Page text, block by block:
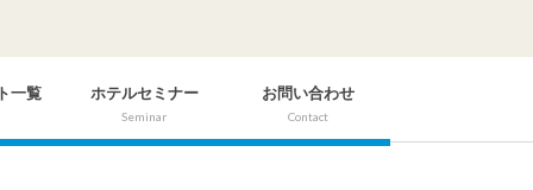
一覧 ホテルセミナー
Seminar
お問い合わせ
Contact